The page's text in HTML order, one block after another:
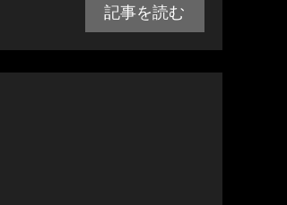
記事を読む